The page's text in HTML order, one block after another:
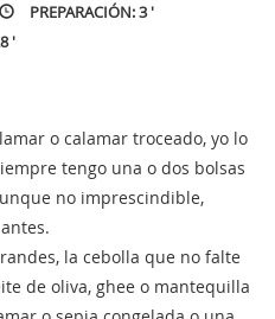
PREPARACIÓN: 3 '
'
o calamar troceado, yo lo
tengo una o dos bolsas
no imprescindible,
la cebolla que no falte
de oliva, ghee o mantequilla